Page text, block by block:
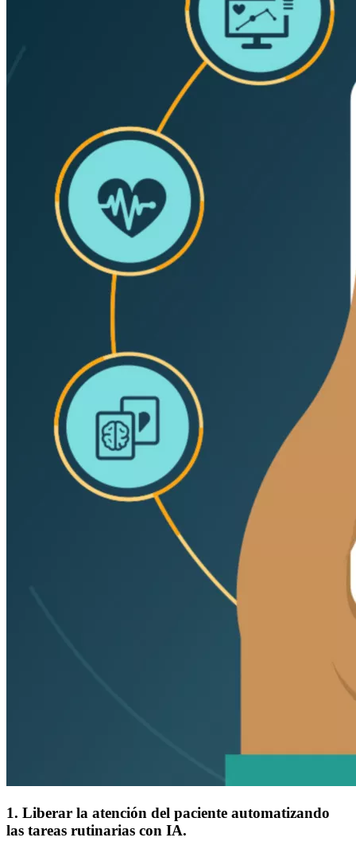
1. Liberar la atención del paciente automatizando
las tareas rutinarias con IA.